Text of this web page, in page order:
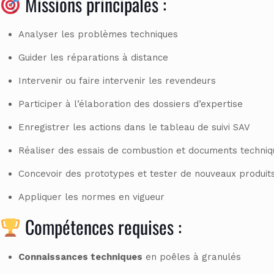
Analyser les problèmes techniques
Guider les réparations à distance
Intervenir ou faire intervenir les revendeurs
Participer à l’élaboration des dossiers d’expertise
Enregistrer les actions dans le tableau de suivi SAV
Réaliser des essais de combustion et documents
Concevoir des prototypes et tester de nouveaux
Appliquer les normes en vigueur
Compétences requises :
Connaissances techniques en poêles à granulés